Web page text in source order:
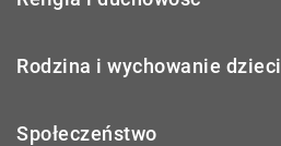
Rodzina i wychowanie dzieci
Społeczeństwo